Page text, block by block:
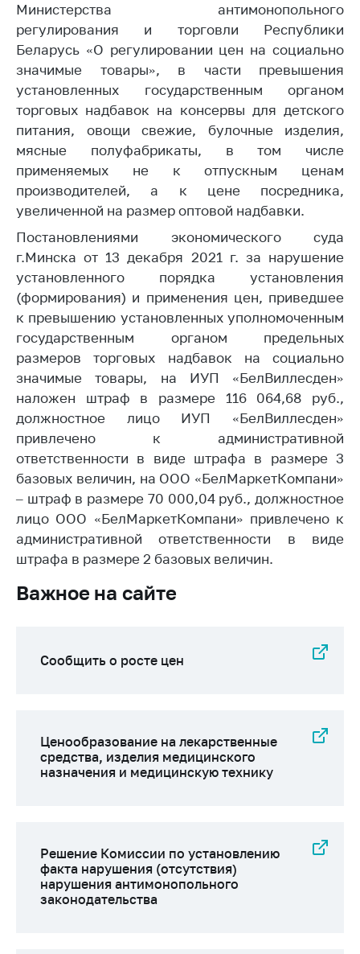
Регулирование
рекламной
деятельности
Международное
сотрудничество
Применение мер
нетарифного
регулирования
Биржевая торговля
Выставочная
деятельность в
Республике
Беларусь
Защита
персональных
данных
Новости
Обратиться в МАРТ
Личный прием
граждан и юр. лиц
Прямaя телефоннaя
линия
Горячая линия
Электронные
обращения
Сообщить о росте
цен на лекарства и
Адрес и режим
работы
Горячая линия
Пресс-служба
Вышестоящий
Министерства антимонопольного
регулирования и торговли Республики
Беларусь «О регулировании цен на социально
значимые товары», в части превышения
установленных государственным органом
торговых надбавок на консервы для детского
питания, овощи свежие, булочные изделия,
мясные полуфабрикаты, в том числе
применяемых не к отпускным ценам
производителей, а к цене посредника,
увеличенной на размер оптовой надбавки.
Постановлениями экономического суда
г.Минска от 13 декабря 2021 г. за нарушение
установленного порядка установления
(формирования) и применения цен, приведшее
к превышению установленных уполномоченным
государственным органом предельных
размеров торговых надбавок на социально
значимые товары, на ИУП «БелВиллесден»
наложен штраф в размере 116 064,68 руб.,
должностное лицо ИУП «БелВиллесден»
привлечено к административной
ответственности в виде штрафа в размере 3
базовых величин, на ООО «БелМаркетКомпани»
– штраф в размере 70 000,04 руб., должностное
лицо ООО «БелМаркетКомпани» привлечено к
административной ответственности в виде
штрафа в размере 2 базовых величин.
Важное на сайте
Сообщить о росте цен
Ценообразование на лекарственные
средства, изделия медицинского
назначения и медицинскую технику
Решение Комиссии по установлению
факта нарушения (отсутствия)
нарушения антимонопольного
законодательства